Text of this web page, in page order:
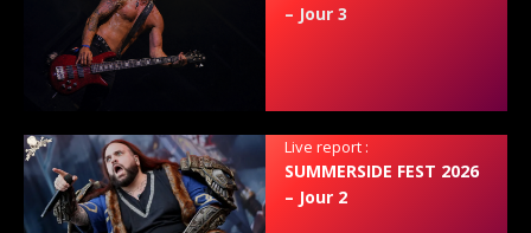
– Jour 3
Live report :
SUMMERSIDE FEST 2026
– Jour 2